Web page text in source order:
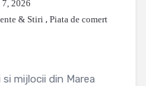
7, 2026
& Stiri , Piata de comert
mijlocii din Marea